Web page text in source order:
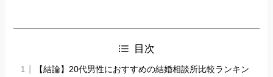
目次
【結論】20代男性におすすめの結婚相談所比較ランキン